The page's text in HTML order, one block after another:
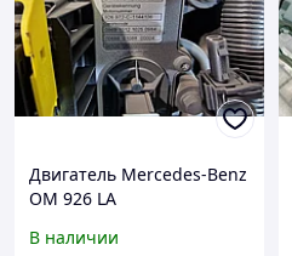
Двигатель Mercedes-Benz
OM 926 LA
В наличии